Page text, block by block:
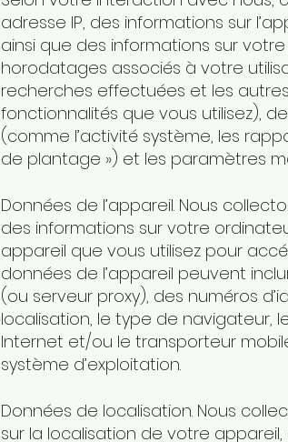
adresse IP, des informations sur
ainsi que des informations sur
horodatages associés à votre
recherches effectuées et les
fonctionnalités que vous utilisez),
(comme l’activité système, les
de plantage ») et les paramètres
Données de l’appareil. Nous
des informations sur votre
appareil que vous utilisez pour
données de l’appareil peuvent
(ou serveur proxy), des numéros
localisation, le type de navigateur,
Internet et/ou le transporteur
système d’exploitation.
Données de localisation. Nous
sur la localisation de votre